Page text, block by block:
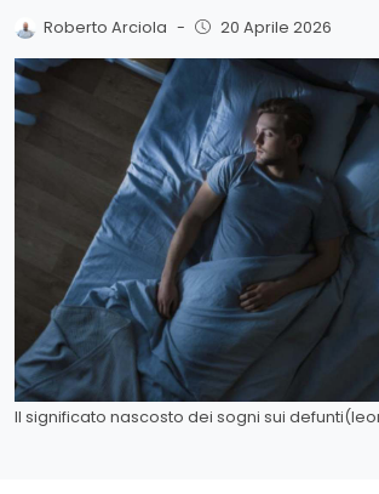
Roberto Arciola - 20 Aprile 2026
Il significato nascosto dei sogni sui